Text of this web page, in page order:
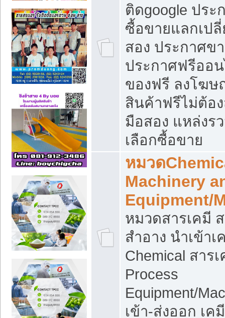
ติดgoogle ปร
ซื้อขายแลกเป
สอง ประกาศข
ประกาศฟรีออ
ของฟรี ลงโฆ
สินค้าฟรีไม่ต้อ
มือสอง แหล่งร
เลือกซื้อขาย
หมวด
Machinery
Equipment/
หมวดสารเคมี
สำอาง นำเข้
Chemical สาร
Process
Equipment/
เข้า-ส่งออก เ